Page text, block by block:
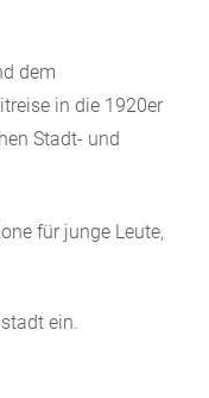
dem
in die 1920er
Stadt- und
für junge Leute,
ein.